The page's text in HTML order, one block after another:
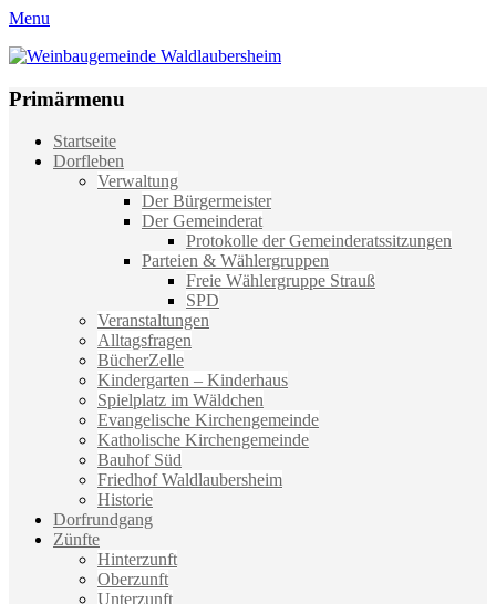
Menu
Weinbaugemeinde Waldlaubersheim
Primärmenu
Weiter
zum
Startseite
Dorfleben
Verwaltung
Der Bürgermeister
Der Gemeinderat
Protokolle der Gemeinderatssitzungen
Parteien & Wählergruppen
Freie Wählergruppe Strauß
SPD
Veranstaltungen
Alltagsfragen
BücherZelle
Kindergarten – Kinderhaus
Spielplatz im Wäldchen
Evangelische Kirchengemeinde
Katholische Kirchengemeinde
Bauhof Süd
Friedhof Waldlaubersheim
Historie
Dorfrundgang
Zünfte
Hinterzunft
Oberzunft
Unterzunft